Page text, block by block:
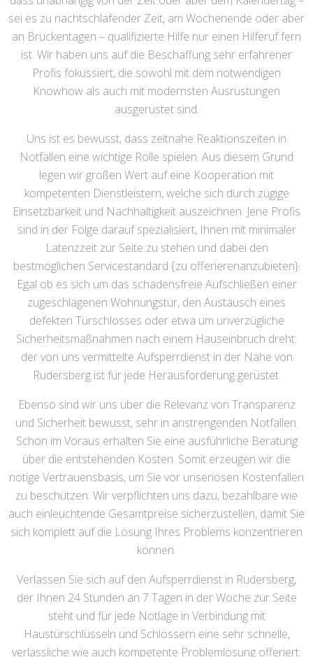
sei es zu nachtschlafender Zeit, am Wochenende oder aber
an Brückentagen – qualifizierte Hilfe nur einen Hilferuf fern
ist. Wir haben uns auf die Beschaffung sehr erfahrener
Profis fokussiert, die sowohl mit dem notwendigen
Knowhow als auch mit modernsten Ausrüstungen
ausgerüstet sind.
Uns ist es bewusst, dass zeitnahe Reaktionszeiten in
Notfällen eine wichtige Rolle spielen. Aus diesem Grund
legen wir großen Wert auf eine Kooperation mit
kompetenten Dienstleistern, welche sich durch zügige
Einsetzbarkeit und Nachhaltigkeit auszeichnen. Jene Profis
sind in der Folge darauf spezialisiert, Ihnen mit minimaler
Latenzzeit zur Seite zu stehen und dabei den
bestmöglichen Servicestandard {zu offerierenanzubieten}.
Egal ob es sich um das schadensfreie Aufschließen einer
zugeschlagenen Wohnungstür, den Austausch eines
defekten Türschlosses oder etwa um unverzügliche
Sicherheitsmaßnahmen nach einem Hauseinbruch dreht:
der von uns vermittelte Aufsperrdienst in der Nähe von
Rudersberg ist für jede Herausforderung gerüstet.
Ebenso sind wir uns über die Relevanz von Transparenz
und Sicherheit bewusst, sehr in anstrengenden Notfällen.
Schon im Voraus erhalten Sie eine ausführliche Beratung
über die entstehenden Kosten. Somit erzeugen wir die
nötige Vertrauensbasis, um Sie vor unseriösen Kostenfallen
zu beschützen. Wir verpflichten uns dazu, bezahlbare wie
auch einleuchtende Gesamtpreise sicherzustellen, damit Sie
sich komplett auf die Lösung Ihres Problems konzentrieren
können.
Verlassen Sie sich auf den Aufsperrdienst in Rudersberg,
der Ihnen 24 Stunden an 7 Tagen in der Woche zur Seite
steht und für jede Notlage in Verbindung mit
Haustürschlüsseln und Schlössern eine sehr schnelle,
verlässliche wie auch kompetente Problemlösung offeriert.